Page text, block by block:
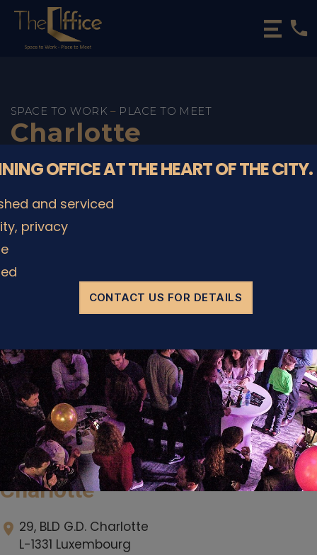
Coworking
Spaces
&
phone
SPACE TO WORK–PLACE TO MEET
Charlotte
The Office
Charlotte
location_on 29, BLD G.D. Charlotte
L-1331 Luxembourg
OFFICE AT THE HEART OF THE CITY.
and serviced
privacy
CONTACT US FOR DETAILS